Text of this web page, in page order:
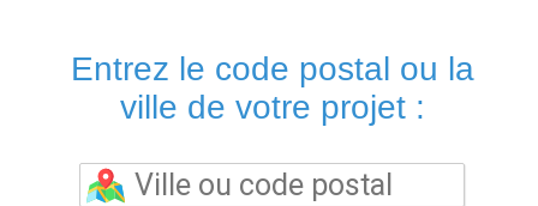
Entrez le code postal ou la
ville de votre projet :